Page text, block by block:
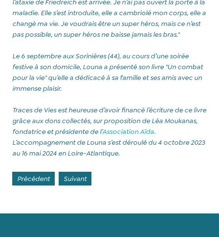
l’ataxie de Friedreich est arrivée. Je n’ai pas ouvert la porte à la
maladie. Elle s’est introduite, elle a cambriolé mon corps, elle a
changé ma vie. Je voudrais être un super héros, mais ce n’est
pas possible, un super héros ne baisse jamais les bras."
Le 6 septembre aux Sorinières (44), au cours d’une soirée
festive à son domicile, Louna a présenté son livre "Un combat
pour la vie" qu’elle a dédicacé à sa famille et ses amis avec un
immense plaisir.
Traces de Vies est heureuse d’avoir financé l’écriture de ce livre
grâce aux dons collectés, sur proposition de Léa Moukanas,
fondatrice et présidente de l’Association Aïda.
L’accompagnement de Louna s’est déroulé du 4 octobre 2023
au 16 mai 2024 en Loire-Atlantique.
Précédent Suivant